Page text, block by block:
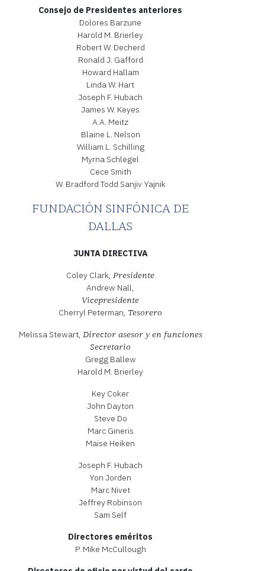
Consejo de Presidentes anteriores
Dolores Barzune
Harold M. Brierley
Robert W. Decherd
Ronald J. Gafford
Howard Hallam
Linda W. Hart
Joseph F. Hubach
James W. Keyes
A.A. Meitz
Blaine L. Nelson
William L. Schilling
Myrna Schlegel
Cece Smith
W. Bradford Todd Sanjiv Yajnik
FUNDACIÓN SINFÓNICA DE
DALLAS
JUNTA DIRECTIVA
Coley Clark,Presidente
Andrew Nall,
Vicepresidente
Cherryl Peterman, Tesorero
Melissa Stewart, Director asesor y en funciones
Secretario
Gregg Ballew
Harold M. Brierley
Key Coker
John Dayton
Steve Do
Marc Gineris
Maise Heiken
Joseph F. Hubach
Yon Jorden
Marc Nivet
Jeffrey Robinson
Sam Self
Directores eméritos
P. Mike McCullough